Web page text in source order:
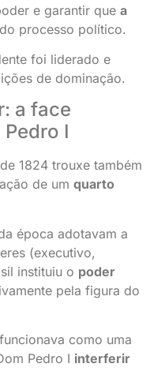
e garantir que a
do processo político.
foi liderado e
de dominação.
a face
I
1824 trouxe também
de um quarto
época adotavam a
(executivo,
instituiu o poder
pela figura do
como uma
Pedro I interferir